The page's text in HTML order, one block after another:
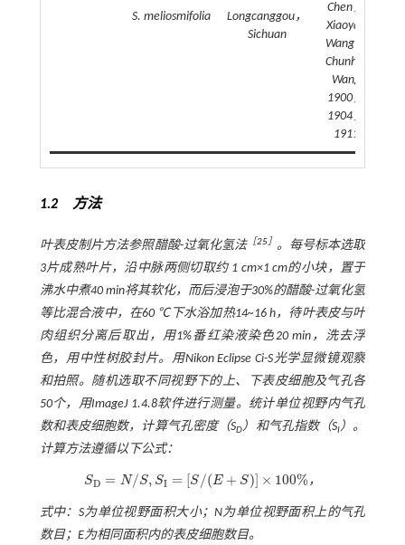
S. meliosmifolia
Longcanggou，
Sichuan
Chen，
Xiaoyan
Wang，
Chunhui
Wang
1900，
1904，
1911
1.2 方法
叶表皮制片方法参照醋酸-过氧化氢法［25］ 。每号标本选取
3片成熟叶片，沿中脉两侧切取约 1 cm×1 cm的小块，置于
沸水中煮40 min将其软化，而后浸泡于30%的醋酸-过氧化氢
等比混合液中，在60 ℃下水浴加热14~16 h，待叶表皮与叶
肉组织分离后取出，用1%番红染液染色20 min，洗去浮
色，用中性树胶封片。用Nikon Eclipse Ci-S光学显微镜观察
和拍照。随机选取不同视野下的上、下表皮细胞及气孔各
50个，用ImageJ 1.4.8软件进行测量。统计单位视野内气孔
数和表皮细胞数，计算气孔密度（SD）和气孔指数（SI）。
计算方法遵循以下公式：
SD = N/S, SI = S /(E + S) × 100%
SD= N/ S,SI=[S/ (E+ S)] 100% ，
式中： S为单位视野面积大小； N为单位视野面积上的气孔
数目； E为相同面积内的表皮细胞数目。